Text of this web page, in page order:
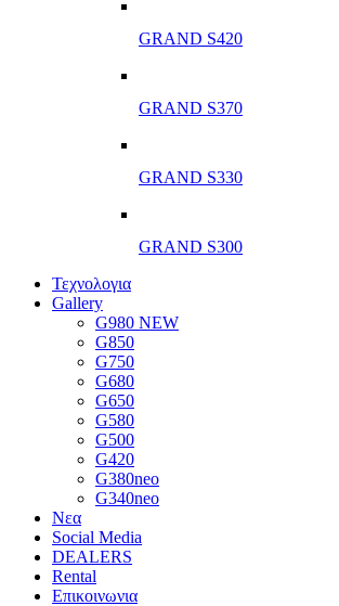
GRAND S420
GRAND S370
GRAND S330
GRAND S300
Τεχνολογια
Gallery
G980 NEW
G850
G750
G680
G650
G580
G500
G420
G380neo
G340neo
Νεα
Social Media
DEALERS
Rental
Επικοινωνια